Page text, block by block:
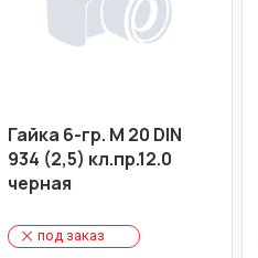
Гайка 6-гр. М 20 DIN
934 (2,5) кл.пр.12.0
черная
под заказ